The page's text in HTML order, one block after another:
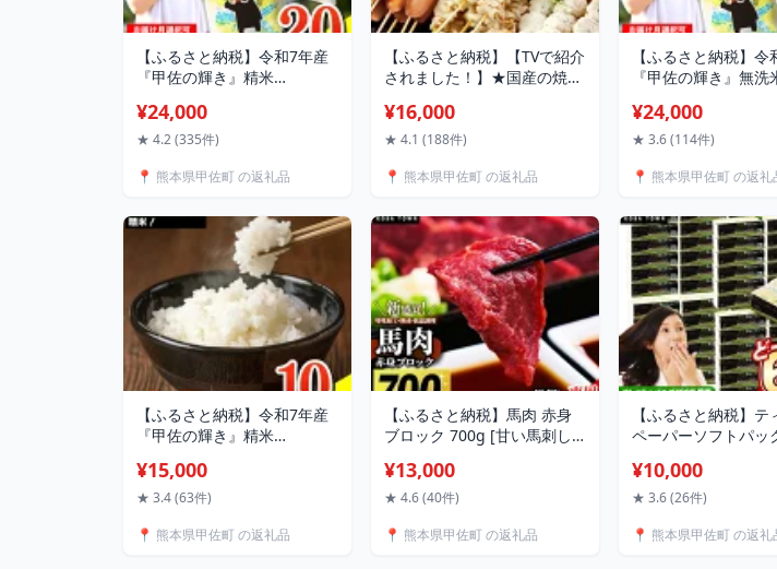
【ふるさと納税】令和7年産
『甲佐の輝き』精米
定可！】／出荷日に合わせて
精米 - 国産 白米 精米 お米 ブ
厳選 マイスター 生活応援 お
改定ZS】
¥24,000
★ 4.2 (335件)
📍 熊本県甲佐町 の返礼品
【ふるさと納税】【TVで紹介
されました！】★国産の焼き
★国産 焼きとりセット 7種
88本 BBQ バーベキュー キャ
料 やきとり 個包装 小分け 冷
ンキング お取り寄せ【価格
改定XA】
¥16,000
★ 4.1 (188件)
📍 熊本県甲佐町 の返礼品
【ふるさと納税】令
『甲佐の輝き』無洗
【配送月選択可！】
に合わせて精米／国
マイスター 複数原料
定ZQ】
¥24,000
★ 3.6 (114件)
📍 熊本県甲佐町 の返礼
【ふるさと納税】令和7年産
『甲佐の輝き』精米
定可！】／出荷日に合わせて
精米- 国産 白米 精米 お米 ブ
厳選 マイスター 生活応援 ひ
¥15,000
★ 3.4 (63件)
📍 熊本県甲佐町 の返礼品
【ふるさと納税】馬肉 赤身
ブロック 700g [甘い馬刺し
で安心安全！低温加熱で甘み
と旨味がUP！刺身 焼肉 桜鍋
理 晩酌 おつまみ 低カロリー
¥13,000
★ 4.6 (40件)
📍 熊本県甲佐町 の返礼品
【ふるさと納税】テ
ペーパーソフトパ
トパック ティッシュ
ー 生活用品 雑貨 日
防災 ストック 熊本県
¥10,000
★ 3.6 (26件)
📍 熊本県甲佐町 の返礼